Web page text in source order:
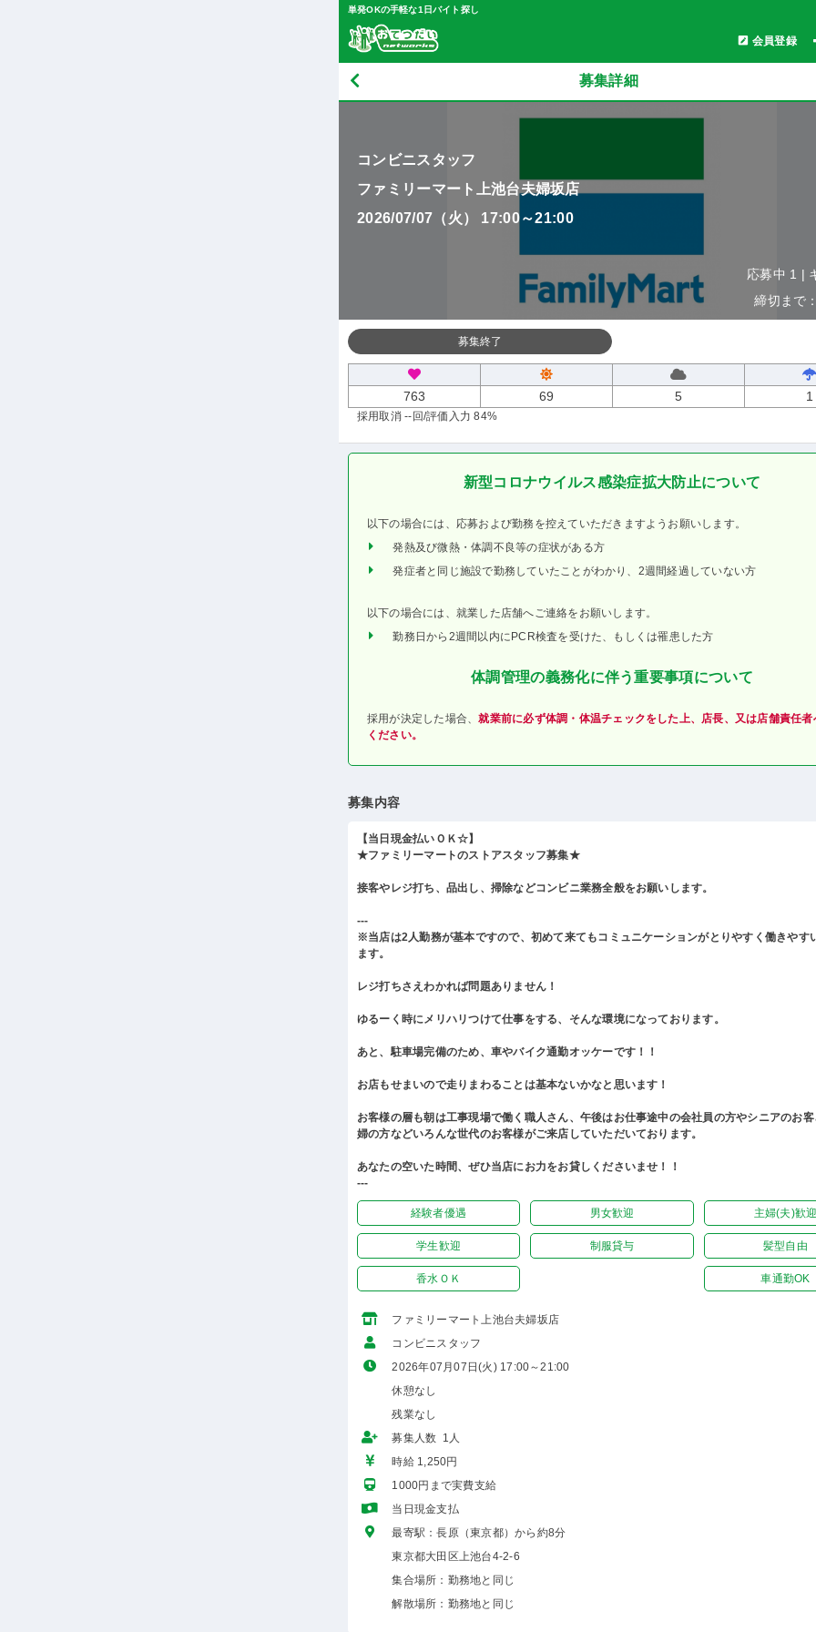
単発OKの手軽な1日バイト探し
会員登録
募集詳細
コンビニスタッフ
ファミリーマート上池台夫婦坂店
2026/07/07（火） 17:00～21:00
応募中 1 |
締切まで
募集終了
763 69 5 1
採用取消 --回/評価入力 84%
新型コロナウイルス感染症拡大防止について
以下の場合には、応募および勤務を控えていただきますようお願いします。
発熱及び微熱・体調不良等の症状がある方
発症者と同じ施設で勤務していたことがわかり、2週間経過していない方
以下の場合には、就業した店舗へご連絡をお願いします。
勤務日から2週間以内にPCR検査を受けた、もしくは罹患した方
体調管理の義務化に伴う重要事項について
採用が決定した場合、就業前に必ず体調・体温チェックをした上、店長、又は店舗責任者
ください。
募集内容
【当日現金払いＯＫ☆】
★ファミリーマートのストアスタッフ募集★
接客やレジ打ち、品出し、掃除などコンビニ業務全般をお願いします。
---
※当店は2人勤務が基本ですので、初めて来てもコミュニケーションがとりやすく働きやす
ます。
レジ打ちさえわかれば問題ありません！
ゆるーく時にメリハリつけて仕事をする、そんな環境になっております。
あと、駐車場完備のため、車やバイク通勤オッケーです！！
お店もせまいので走りまわることは基本ないかなと思います！
お客様の層も朝は工事現場で働く職人さん、午後はお仕事途中の会社員の方やシニアのお
婦の方などいろんな世代のお客様がご来店していただいております。
あなたの空いた時間、ぜひ当店にお力をお貸しくださいませ！！
---
経験者優遇 男女歓迎 主婦(夫)歓
学生歓迎 制服貸与 髪型自由
香水ＯＫ 車通勤OK
ファミリーマート上池台夫婦坂店
コンビニスタッフ
2026年07月07日(火) 17:00～21:00
休憩なし
残業なし
募集人数 1人
時給 1,250円
1000円まで実費支給
当日現金支払
最寄駅：長原（東京都）から約8分
東京都大田区上池台4-2-6
集合場所：勤務地と同じ
解散場所：勤務地と同じ